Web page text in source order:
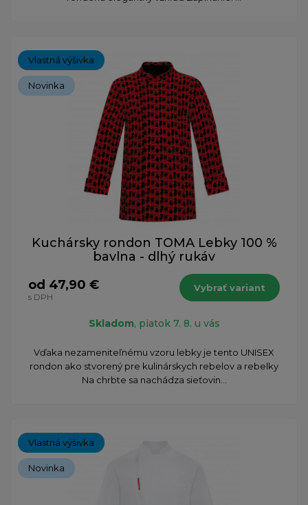
Vlastná výšivka
Novinka
Kuchársky rondon TOMA Lebky 100 %
bavlna - dlhý rukáv
od 47,90 €
s DPH
Vybrať variant
Skladom, piatok 7. 8. u vás
​Vďaka nezameniteľnému vzoru lebky je tento UNISEX
rondon ako stvorený pre kulinárskych rebelov a rebelky
Na chrbte sa nachádza sieťovin...
Vlastná výšivka
Novinka